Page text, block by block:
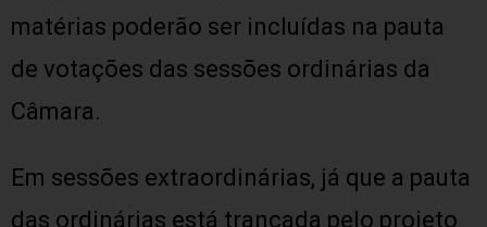
matérias poderão ser incluídas na pauta
de votações das sessões ordinárias da
Câmara.
Em sessões extraordinárias, já que a pauta
das ordinárias está trancada pelo projeto